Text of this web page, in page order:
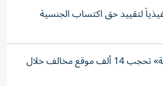
لتقييد حق اكتساب الجنسية
«الاقتصاد والسياحة» تحجب 14 ألف موقع مخالف خلال